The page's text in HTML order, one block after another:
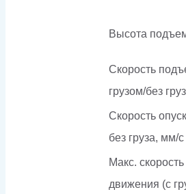
Высота
Скорость
грузом/без
Скорость
без груза, мм/с
Макс. скорость
движения (с